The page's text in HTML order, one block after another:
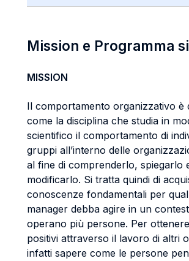
Mission e Programma
MISSION
Il comportamento organizzativo è
come la disciplina che studia in
scientifico il comportamento di
gruppi all’interno delle
al fine di comprenderlo, spiegarlo
modificarlo. Si tratta quindi di
conoscenze fondamentali per
manager debba agire in un
operano più persone. Per
positivi attraverso il lavoro di altri
infatti sapere come le persone